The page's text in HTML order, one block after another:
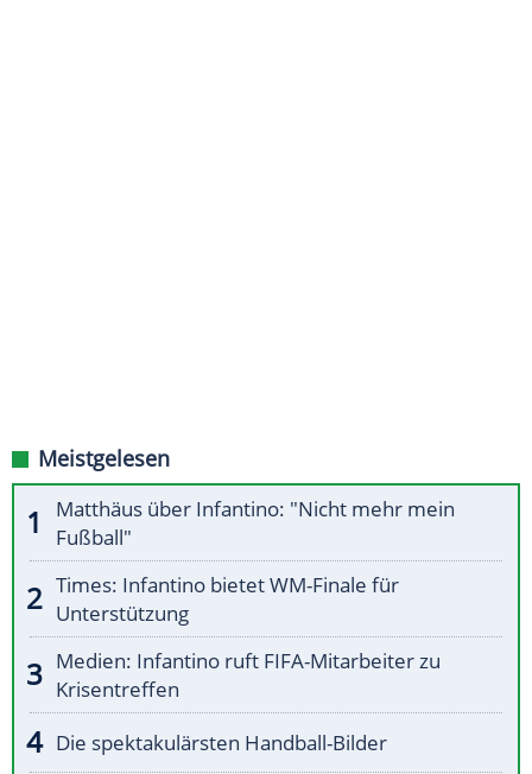
Meistgelesen
Matthäus über Infantino: "Nicht mehr mein
Fußball"
Times: Infantino bietet WM-Finale für
Unterstützung
Medien: Infantino ruft FIFA-Mitarbeiter zu
Krisentreffen
Die spektakulärsten Handball-Bilder